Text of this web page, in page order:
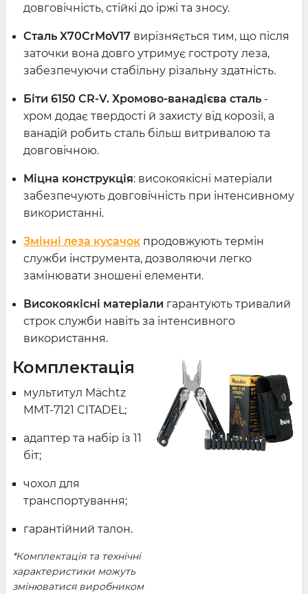
довговічність, стійкі до іржі та зносу.
Сталь X70CrMoV17 вирізняється тим, що після
заточки вона довго утримує гостроту леза,
забезпечуючи стабільну різальну здатність.
Біти 6150 CR-V. Хромово-ванадієва сталь -
хром додає твердості й захисту від корозії, а
ванадій робить сталь більш витривалою та
довговічною.
Міцна конструкція: високоякісні матеріали
забезпечують довговічність при інтенсивному
використанні.
Змінні леза кусачок продовжують термін
служби інструмента, дозволяючи легко
замінювати зношені елементи.
Високоякісні матеріали гарантують тривалий
строк служби навіть за інтенсивного
використання.
Комплектація
мультитул Mächtz
MMT-7121 CITADEL;
адаптер та набір із 11
біт;
чохол для
транспортування;
гарантійний талон.
*Комплектація та технічні
характеристики можуть
змінюватися виробником